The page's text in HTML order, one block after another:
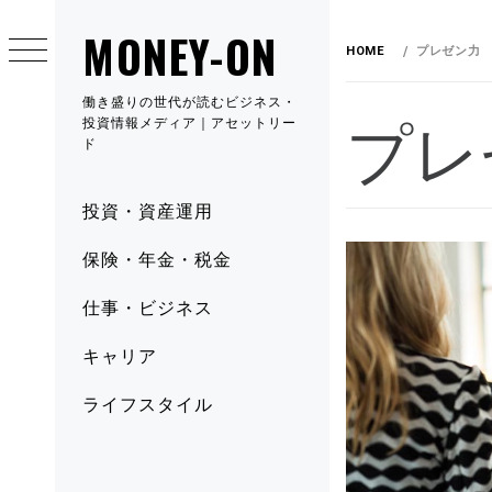
MONEY-ON
働き盛りの世代が読むビジネス・
投資情報メディア｜アセットリー
ド
投資・資産運用
保険・年金・税金
仕事・ビジネス
キャリア
ライフスタイル
HOME プレゼン力
プ